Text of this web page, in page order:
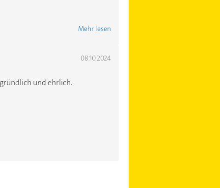
Mehr lesen
08.10.2024
und ehrlich.